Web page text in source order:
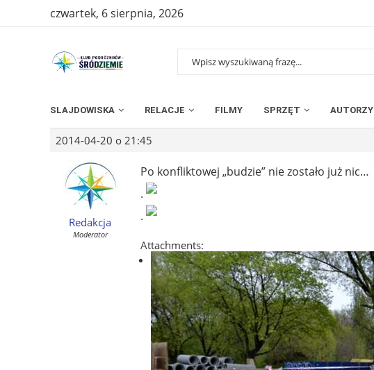
czwartek, 6 sierpnia, 2026
SLAJDOWISKA RELACJE FILMY SPRZĘT AUTORZY
2014-04-20 o 21:45
Redakcja
Moderator
Po konfliktowej „budzie” nie zostało już nic…
.
.
Attachments: